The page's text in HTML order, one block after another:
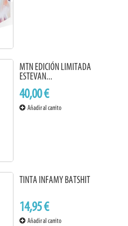
MTN EDICIÓN LIMITADA
ESTEVAN...
40,00 €
Añadir al carrito
TINTA INFAMY BATSHIT
14,95 €
Añadir al carrito